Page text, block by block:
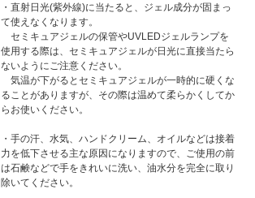
・直射日光(紫外線)に当たると、ジェル成分が固まっ
て使えなくなります。
セミキュアジェルの保管やUVLEDジェルランプを
使用する際は、セミキュアジェルが日光に直接当たら
ないようにご注意ください。
気温が下がるとセミキュアジェルが一時的に硬くな
ることがありますが、その際は温めて柔らかくしてか
らお使いください。
・手の汗、水気、ハンドクリーム、オイルなどは接着
力を低下させる主な原因になりますので、ご使用の前
は石鹸などで手をきれいに洗い、油水分を完全に取り
除いてください。